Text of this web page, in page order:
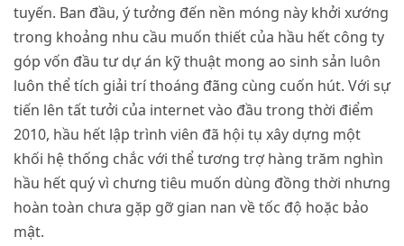
tuyến. Ban đầu, ý tưởng đến nền móng này khởi xướng
trong khoảng nhu cầu muốn thiết của hầu hết công ty
góp vốn đầu tư dự án kỹ thuật mong ao sinh sản luôn
luôn thể tích giải trí thoáng đãng cùng cuốn hút. Với sự
tiến lên tất tưởi của internet vào đầu trong thời điểm
2010, hầu hết lập trình viên đã hội tụ xây dựng một
khối hệ thống chắc với thể tương trợ hàng trăm nghìn
hầu hết quý vì chưng tiêu muốn dùng đồng thời nhưng
hoàn toàn chưa gặp gỡ gian nan về tốc độ hoặc bảo
mật.